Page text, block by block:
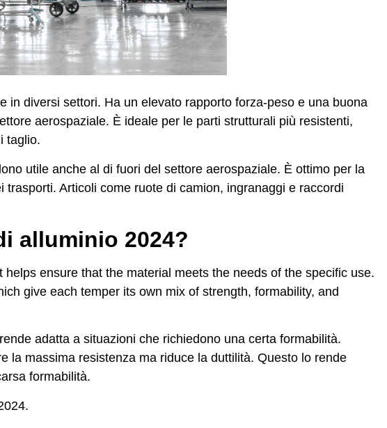
diversi settori. Ha un elevato rapporto forza-peso e una buona
aerospaziale. È ideale per le parti strutturali più resistenti,
taglio.
utile anche al di fuori del settore aerospaziale. È ottimo per la
Articoli come ruote di camion, ingranaggi e raccordi
alluminio 2024?
ensure that the material meets the needs of the specific use.
give each temper its own mix of strength, formability, and
adatta a situazioni che richiedono una certa formabilità.
la massima resistenza ma riduce la duttilità. Questo lo rende
formabilità.